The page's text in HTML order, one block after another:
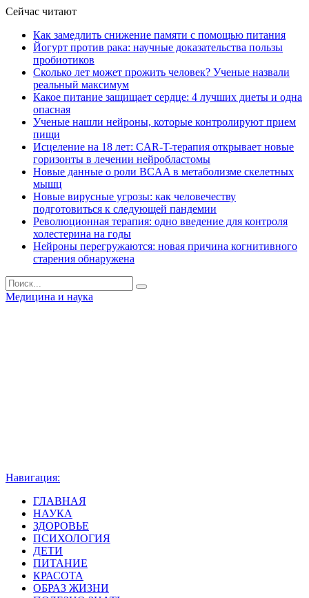
Сейчас читают
Как замедлить снижение памяти с помощью питания
Йогурт против рака: научные доказательства пользы
пробиотиков
Сколько лет может прожить человек? Ученые назвали
реальный максимум
Какое питание защищает сердце: 4 лучших диеты и одна
опасная
Ученые нашли нейроны, которые контролируют прием
пищи
Исцеление на 18 лет: CAR-T-терапия открывает новые
горизонты в лечении нейробластомы
Новые данные о роли BCAA в метаболизме скелетных
мышц
Новые вирусные угрозы: как человечеству
подготовиться к следующей пандемии
Революционная терапия: одно введение для контроля
холестерина на годы
Нейроны перегружаются: новая причина когнитивного
старения обнаружена
Медицина и наука
Навигация:
ГЛАВНАЯ
НАУКА
ЗДОРОВЬЕ
ПСИХОЛОГИЯ
ДЕТИ
ПИТАНИЕ
КРАСОТА
ОБРАЗ ЖИЗНИ